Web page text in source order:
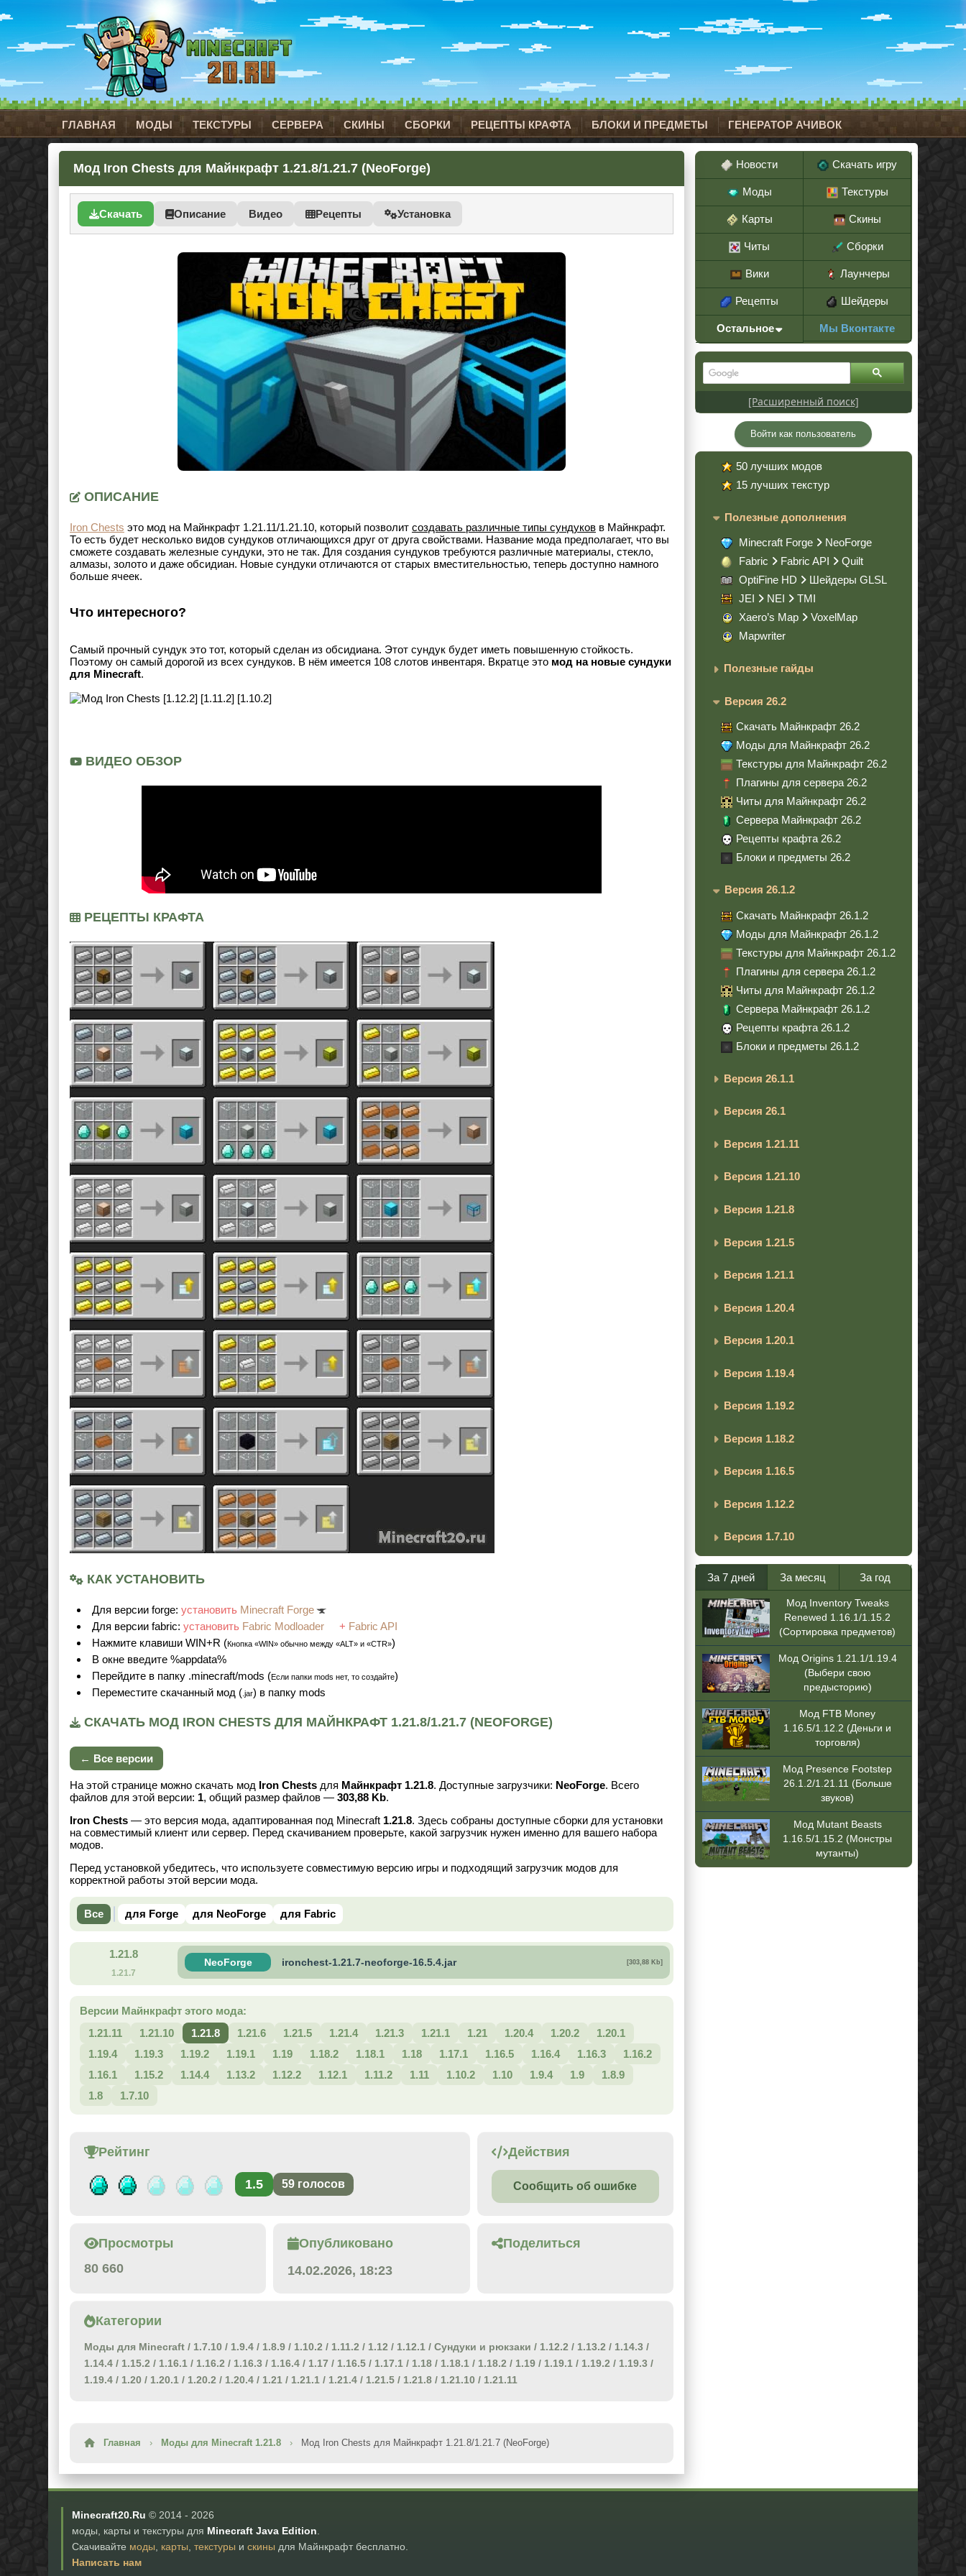
ГЛАВНАЯ МОДЫ ТЕКСТУРЫ СЕРВЕРА СКИНЫ СБОРКИ РЕЦЕПТЫ КРАФТА БЛОКИ И ПРЕДМЕТЫ ГЕНЕРАТОР АЧИВОК
Мод Iron Chests для Майнкрафт 1.21.8/1.21.7 (NeoForge)
Скачать Описание Видео Рецепты Установка
ОПИСАНИЕ
Iron Chests это мод на Майнкрафт 1.21.11/1.21.10, который позволит создавать различные типы сундуков в Майнкрафт.
То есть будет несколько видов сундуков отличающихся друг от друга свойствами. Название мода предполагает, что вы
сможете создавать железные сундуки, это не так. Для создания сундуков требуются различные материалы, стекло,
алмазы, золото и даже обсидиан. Новые сундуки отличаются от старых вместительностью, теперь доступно намного
больше ячеек.
Что интересного?
Самый прочный сундук это тот, который сделан из обсидиана. Этот сундук будет иметь повышенную стойкость.
Поэтому он самый дорогой из всех сундуков. В нём имеется 108 слотов инвентаря. Вкратце это мод на новые сундуки
для Minecraft.
ВИДЕО ОБЗОР
РЕЦЕПТЫ КРАФТА
КАК УСТАНОВИТЬ
Для версии forge: установить Minecraft Forge
Для версии fabric: установить Fabric Modloader + Fabric API
Нажмите клавиши WIN+R (Кнопка «WIN» обычно между «ALT» и «CTR»)
В окне введите %appdata%
Перейдите в папку .minecraft/mods (Если папки mods нет, то создайте)
Переместите скачанный мод ( .jar) в папку mods
СКАЧАТЬ МОД IRON CHESTS ДЛЯ МАЙНКРАФТ 1.21.8/1.21.7 (NEOFORGE)
← Все версии
На этой странице можно скачать мод Iron Chests для Майнкрафт 1.21.8. Доступные загрузчики: NeoForge. Всего
файлов для этой версии: 1, общий размер файлов — 303,88 Kb.
Iron Chests — это версия мода, адаптированная под Minecraft 1.21.8. Здесь собраны доступные сборки для установки
на совместимый клиент или сервер. Перед скачиванием проверьте, какой загрузчик нужен именно для вашего набора
модов.
Перед установкой убедитесь, что используете совместимую версию игры и подходящий загрузчик модов для
корректной работы этой версии мода.
Все для Forge для NeoForge для Fabric
1.21.8
1.21.7
NeoForge ironchest-1.21.7-neoforge-16.5.4.jar [303,88 Kb]
Версии Майнкрафт этого мода:
1.21.11
1.21.10 1.21.8 1.21.6 1.21.5 1.21.4 1.21.3 1.21.1 1.21 1.20.4 1.20.2
1.20.1
1.19.4
1.19.3 1.19.2 1.19.1 1.19 1.18.2 1.18.1 1.18 1.17.1 1.16.5 1.16.4 1.16.3
1.16.2
1.16.1
1.15.2 1.14.4 1.13.2 1.12.2 1.12.1 1.11.2 1.11 1.10.2 1.10 1.9.4 1.9
1.8.9
1.8
1.7.10
Рейтинг
1.5 59 голосов
Действия
Сообщить об ошибке
Просмотры
80 660
Опубликовано
14.02.2026, 18:23
Поделиться
Категории
Моды для Minecraft / 1.7.10 / 1.9.4 / 1.8.9 / 1.10.2 / 1.11.2 / 1.12 / 1.12.1 / Сундуки и рюкзаки / 1.12.2 / 1.13.2 / 1.14.3 /
1.14.4 / 1.15.2 / 1.16.1 / 1.16.2 / 1.16.3 / 1.16.4 / 1.17 / 1.16.5 / 1.17.1 / 1.18 / 1.18.1 / 1.18.2 / 1.19 / 1.19.1 / 1.19.2 / 1.19.3 /
1.19.4 / 1.20 / 1.20.1 / 1.20.2 / 1.20.4 / 1.21 / 1.21.1 / 1.21.4 / 1.21.5 / 1.21.8 / 1.21.10 / 1.21.11
Главная › Моды для Minecraft 1.21.8 › Мод Iron Chests для Майнкрафт 1.21.8/1.21.7 (NeoForge)
Новости Скачать игру
Моды Текстуры
Карты Скины
Читы Сборки
Вики Лаунчеры
Рецепты Шейдеры
Остальное Мы Вконтакте
[Расширенный поиск]
Войти как пользователь
50 лучших модов
15 лучших текстур
Полезные дополнения
Minecraft Forge
NeoForge
Fabric
Fabric API
Quilt
OptiFine HD
Шейдеры GLSL
JEI
NEI
TMI
Xaero’s Map
VoxelMap
Mapwriter
Полезные гайды
Версия 26.2
Скачать Майнкрафт 26.2
Моды для Майнкрафт 26.2
Текстуры для Майнкрафт 26.2
Плагины для сервера 26.2
Читы для Майнкрафт 26.2
Сервера Майнкрафт 26.2
Рецепты крафта 26.2
Блоки и предметы 26.2
Версия 26.1.2
Скачать Майнкрафт 26.1.2
Моды для Майнкрафт 26.1.2
Текстуры для Майнкрафт 26.1.2
Плагины для сервера 26.1.2
Читы для Майнкрафт 26.1.2
Сервера Майнкрафт 26.1.2
Рецепты крафта 26.1.2
Блоки и предметы 26.1.2
Версия 26.1.1
Версия 26.1
Версия 1.21.11
Версия 1.21.10
Версия 1.21.8
Версия 1.21.5
Версия 1.21.1
Версия 1.20.4
Версия 1.20.1
Версия 1.19.4
Версия 1.19.2
Версия 1.18.2
Версия 1.16.5
Версия 1.12.2
Версия 1.7.10
За 7 дней За месяц За год
Мод Inventory Tweaks
Renewed 1.16.1/1.15.2
(Сортировка предметов)
Мод Origins 1.21.1/1.19.4
(Выбери свою
предысторию)
Мод FTB Money
1.16.5/1.12.2 (Деньги и
торговля)
Мод Presence Footstep
26.1.2/1.21.11 (Больше
звуков)
Мод Mutant Beasts
1.16.5/1.15.2 (Монстры
мутанты)
Minecraft20.Ru © 2014 - 2026
моды, карты и текстуры для Minecraft Java Edition
Скачивайте моды карты текстуры и скины для Майнкрафт бесплатно.
Написать нам